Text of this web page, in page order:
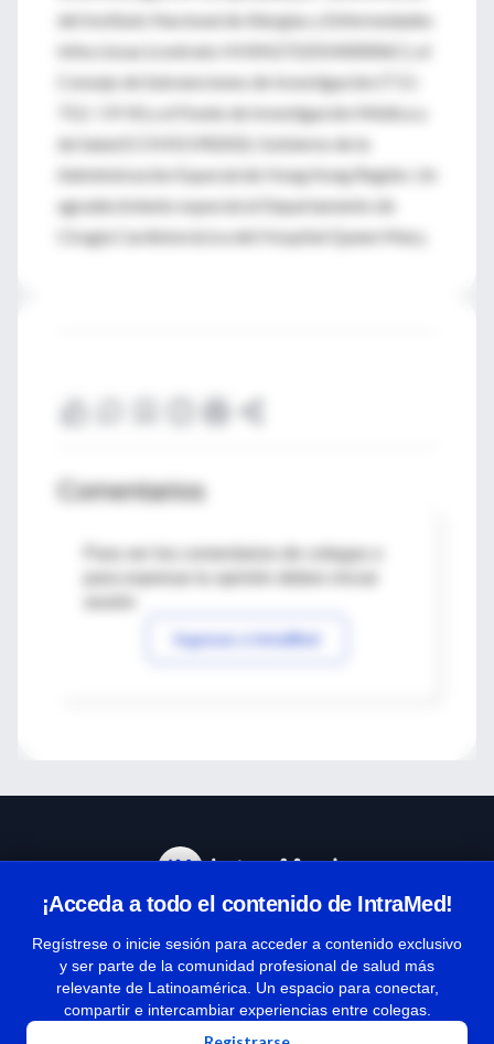
del Instituto Nacional de Alergias y Enfermedades
Infecciosas (contrato HHSN272201400006C), el
Consejo de Subvenciones de Investigación (T11-
712 / 19-N) y el Fondo de Investigación Médica y
de Salud (COVID190202), Gobierno de la
Administración Especial de Hong Kong Región.
Un
agradecimiento especial al Departamento de
Cirugía Cardiotorácica del Hospital Queen Mary.
Comentarios
Para ver los comentarios de colegas o
Ingresar a IntraMed
¡Acceda a todo el contenido de IntraMed!
Regístrese o inicie sesión para acceder a contenido exclusivo
y ser parte de la comunidad profesional de salud más
relevante de Latinoamérica. Un espacio para conectar,
compartir e intercambiar experiencias entre colegas.
Términos y condiciones
| Políticas de privacidad